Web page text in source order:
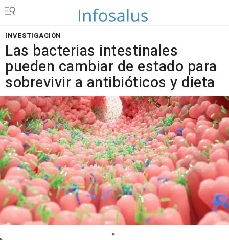
INVESTIGACIÓN
Las bacterias intestinales
pueden cambiar de estado para
sobrevivir a antibióticos y dieta